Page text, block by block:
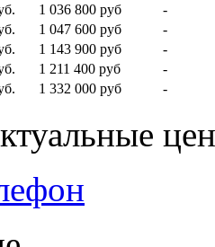
1 036 800 руб
-
1 047 600 руб
-
1 143 900 руб
-
1 211 400 руб
-
1 332 000 руб -